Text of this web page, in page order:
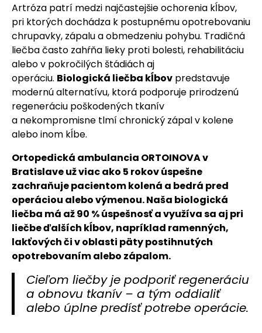
Artróza patrí medzi najčastejšie ochorenia kĺbov,
pri ktorých dochádza k postupnému opotrebovaniu
chrupavky, zápalu a obmedzeniu pohybu. Tradičná
liečba často zahŕňa lieky proti bolesti, rehabilitáciu
alebo v pokročilých štádiách aj
operáciu. Biologická liečba kĺbov predstavuje
modernú alternatívu, ktorá podporuje prirodzenú
regeneráciu poškodených tkanív
a nekompromisne tlmí chronický zápal v kolene
alebo inom kĺbe.
Ortopedická ambulancia ORTOINOVA v
Bratislave už viac ako 5 rokov úspešne
zachraňuje pacientom kolená a bedrá pred
operáciou alebo výmenou. Naša biologická
liečba má až 90 % úspešnosť a využíva sa aj pri
liečbe ďalších kĺbov, napríklad ramenných,
lakťových či v oblasti päty postihnutých
opotrebovaním alebo zápalom.
Cieľom liečby je podporiť regeneráciu
a obnovu tkanív – a tým oddialiť
alebo úplne predísť potrebe operácie.